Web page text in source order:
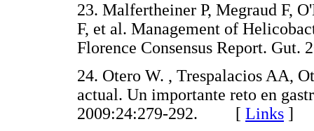
23. Malfertheiner P, Megraud F,
F, et al. Management of
Florence Consensus Report.
24. Otero W. , Trespalacios AA,
actual. Un importante reto en
2009:24:279-292. [ Links ]